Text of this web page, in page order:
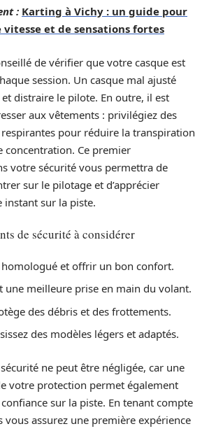
: Karting à Vichy : un guide pour
vitesse et de sensations fortes
de vérifier que votre casque est
session. Un casque mal ajusté
distraire le pilote. En outre, il est
aux vêtements : privilégiez des
pour réduire la transpiration
concentration. Ce premier
votre sécurité vous permettra de
sur le pilotage et d’apprécier
instant sur la piste.
de sécurité à considérer
et offrir un bon confort.
une meilleure prise en main du volant.
des débris et des frottements.
des modèles légers et adaptés.
ne peut être négligée, car une
votre protection permet également
sur la piste. En tenant compte
vous assurez une première expérience